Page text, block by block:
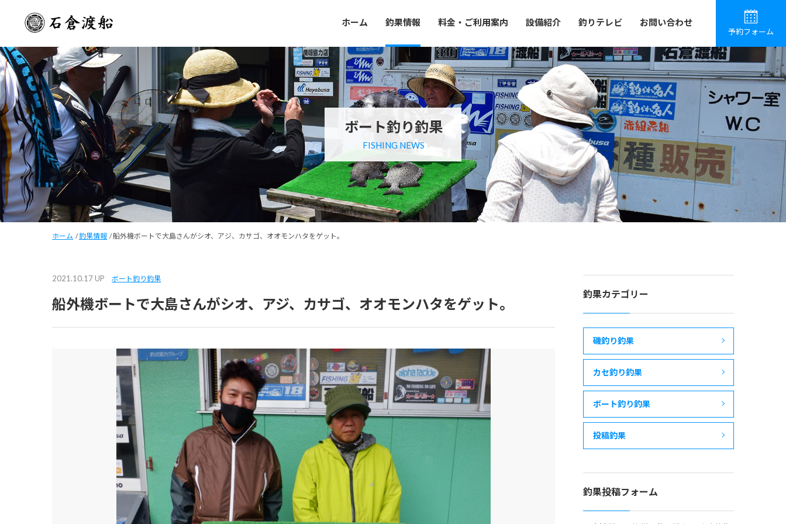
ホーム 釣果情報 料金・ご利用案内 設備紹介 釣りテレビ お問い合わせ
予約フォーム
ボート釣り釣果
FISHING NEWS
ホーム /釣果情報 /船外機ボートで大島さんがシオ、アジ、カサゴ、オオモンハタをゲット。
2021.10.17 UP ボート釣り釣果
船外機ボートで大島さんがシオ、アジ、カサゴ、オオモンハタをゲット。
釣果カテゴリー
磯釣り釣果
カセ釣り釣果
ボート釣り釣果
投稿釣果
釣果投稿フォーム